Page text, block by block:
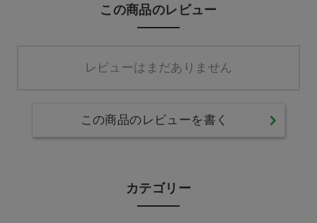
この商品のレビュー
レビューはまだありません
この商品のレビューを書く
カテゴリー